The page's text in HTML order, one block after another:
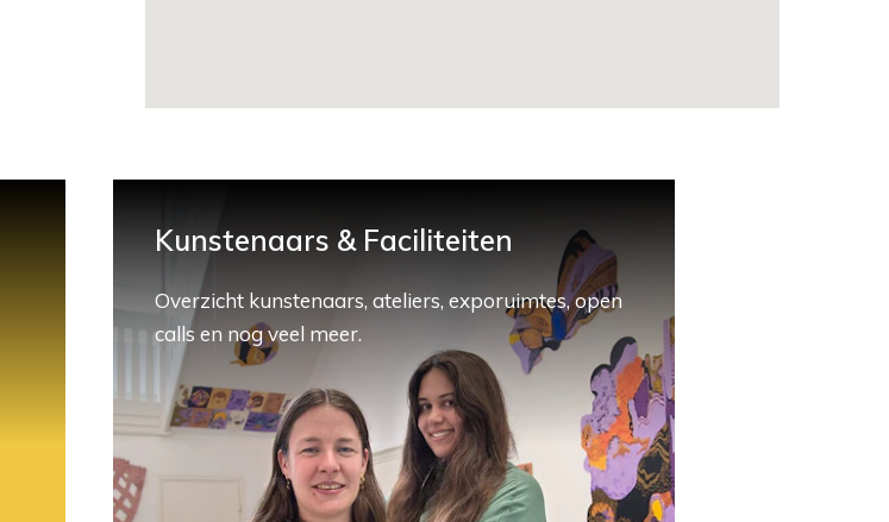
Kunstenaars & Faciliteiten
Overzicht kunstenaars, ateliers, exporuimtes, open
calls en nog veel meer.